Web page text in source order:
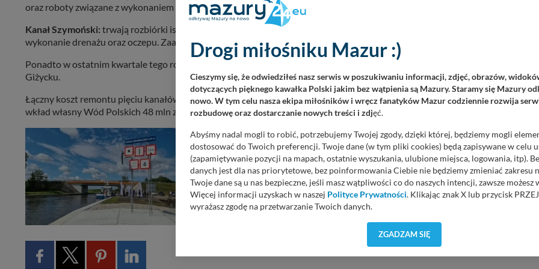
oraz roboty związane z wykonaniem oczepu. Zaawansowanie rzeczowe wynosi około 60%.
Kanał Szymoński: trwają rozbiórki istniejącego ubezpieczenia oraz pogrążane są kolejno ścianki szczelne. Rozpoczęto także
wykonanie drenażu oraz oczepu. Zaawansowanie rzeczowe wynosi około 15%.
Ponadto w ostatnim kwartale tego roku zostanie ogłoszony przetarg na remont piątego obiektu - Kanału Łuczańskiego w
Giżycku.
Łączny koszt remontu pięciu kanałów to ponad 150 milionów złotych, z czego dofinansowanie ze środków UE to 98 mln zł,
wkład własny Wód Polskich 48 mln zł, a z budżetu państwa 17,5 mln zł.
Zakończył się remont Kanału Grunwaldzkiego na szlaku
Wielkich Jezior Mazurskich
Obecny na konferencji prasowej związanej z zakończeniem robót wiceminister
infrastruktury Marek Gróbarczyk powiedział, że inwestycja ta była wyczekiwana od
wielu lat.- Tyle lat nie inwestowano, nie remontowano, nie...
Drogi miłośniku Mazur :)
Cieszymy się, że odwiedziłeś nasz serwis w poszukiwaniu informacji, zdjęć, obrazów,
dotyczących pięknego kawałka Polski jakim bez wątpienia są Mazury. Staramy się Mazury
nowo. W tym celu nasza ekipa miłośników i wręcz fanatyków Mazur codziennie rozwija
rozbudowę oraz dostarczanie nowych treści i zdjęć.
Abyśmy nadal mogli to robić, potrzebujemy Twojej zgody, dzięki której, będziemy mogli
dostosować do Twoich preferencji. Twoje dane (w tym pliki cookies) będą zapisywane w celu
(zapamiętywanie pozycji na mapach, ostatnie wyszukania, ulubione miejsca, logowania, itp).
danych jest dla nas priorytetowe, bez poinformowania Ciebie nie będziemy zmieniać zakresu
Twoje dane są u nas bezpieczne, jeśli masz wątpliwości co do naszych intencji, zawsze możesz
Więcej informacji uzyskach w naszej Polityce Prywatności. Klikając znak X lub przycisk
wyrażasz zgodę na przetwarzanie Twoich danych.
Wyjątkiem jest sytuacja, gdy przekazanie Twoich danych jest elementem usługi (przekazanie
ZGADZAM SIĘ